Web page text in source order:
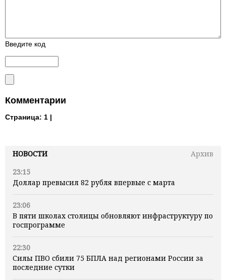
НОВОСТИ
Архив
23:15
Доллар превысил 82 рубля впервые с марта
23:06
В пяти школах столицы обновляют инфраструктуру по
госпрограмме
22:30
Силы ПВО сбили 75 БПЛА над регионами России за
последние сутки
Введите код
Комментарии
Страница: 1 |